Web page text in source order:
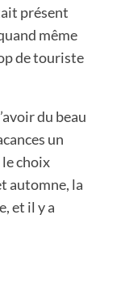
présent
même
de touriste
du beau
un
le choix
automne, la
et il y a